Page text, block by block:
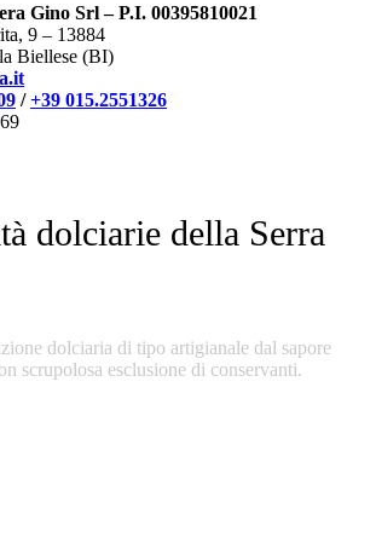
Gino Srl – P.I. 00395810021
9 – 13884
Biellese (BI)
/+39 015.2551326
dolciarie della Serra
dolciaria di tipo artigianale dal sapore
scrupolosa esclusione di conservanti.